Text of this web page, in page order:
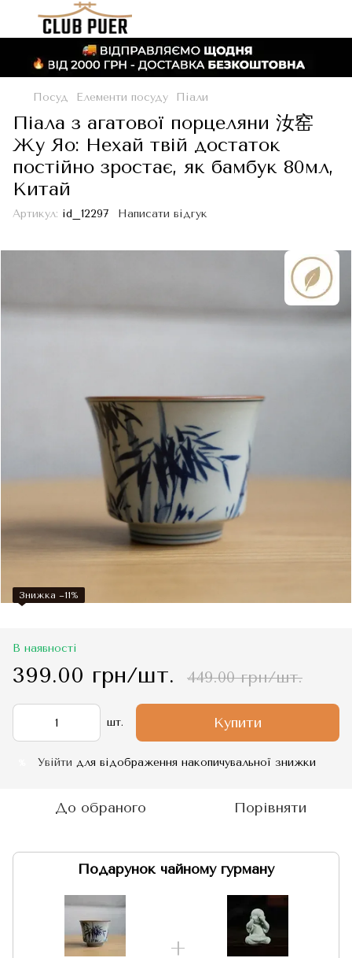
Посуд Елементи посуду Піали
Піала з агатової порцеляни 汝窑
Жу Яо: Нехай твій достаток
постійно зростає, як бамбук 80мл,
Китай
Артикул: id_12297 Написати відгук
Знижка −11%
В наявності
399.00 грн/шт. 449.00 грн/шт.
шт. Купити
Увійти для відображення накопичувальної знижки
До обраного Порівняти
Подарунок чайному гурману